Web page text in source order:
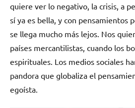
quiere ver lo negativo, la crisis, a
sí ya es bella, y con pensamientos
se llega mucho más lejos. Nos
países mercantilistas, cuando los
espirituales. Los medios sociales
pandora que globaliza el
egoísta.